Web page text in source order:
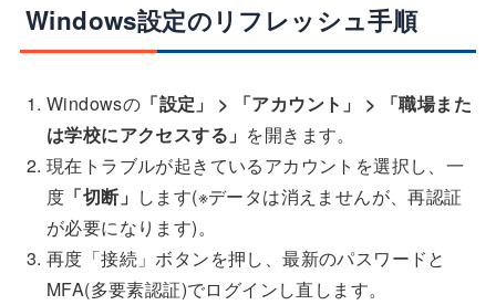
Windows設定のリフレッシュ手順
Windowsの 「設定」 > 「アカウント」 > 「職場また
は学校にアクセスする」 を開きます。
現在トラブルが起きているアカウントを選択し、一
度 「切断」 します(※データは消えませんが、再認証
が必要になります)。
再度「接続」ボタンを押し、最新のパスワードと
MFA(多要素認証)でログインし直します。